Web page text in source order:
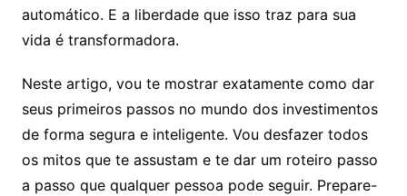
automático. E a liberdade que isso traz para sua
vida é transformadora.
Neste artigo, vou te mostrar exatamente como dar
seus primeiros passos no mundo dos investimentos
de forma segura e inteligente. Vou desfazer todos
os mitos que te assustam e te dar um roteiro passo
a passo que qualquer pessoa pode seguir. Prepare-